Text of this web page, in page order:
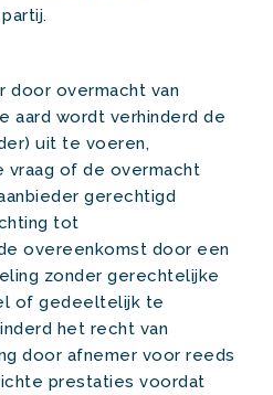
door overmacht van
aard wordt verhinderd de
uit te voeren,
vraag of de overmacht
gerechtigd
tot
overeenkomst door een
zonder gerechtelijke
of gedeeltelijk te
het recht van
door afnemer voor reeds
prestaties voordat